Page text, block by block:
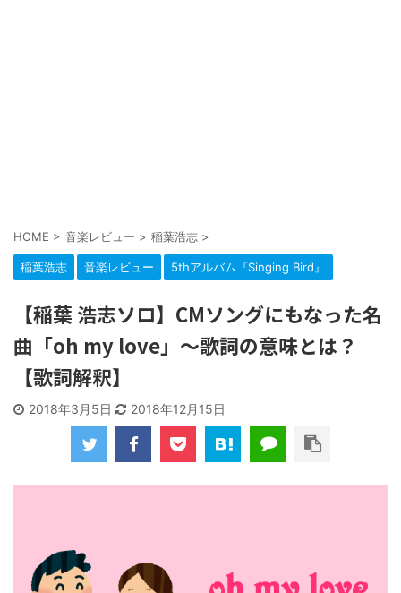
HOME > 音楽レビュー > 稲葉浩志 >
稲葉浩志 音楽レビュー 5thアルバム『Singing Bird』
【稲葉 浩志ソロ】CMソングにもなった名
曲「oh my love」～歌詞の意味とは？
【歌詞解釈】
2018年3月5日 2018年12月15日